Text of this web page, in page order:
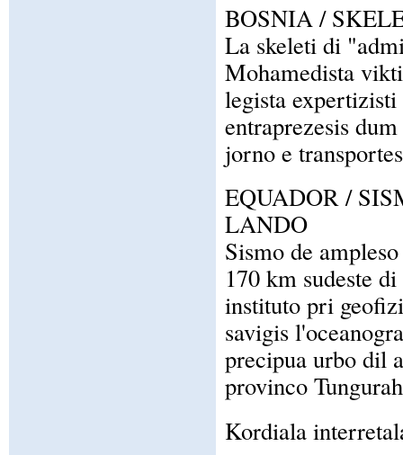
BOSNIA /
La skeleti di
Mohamedista
legista
entraprezesis
jorno e
EQUADOR /
LANDO
Sismo de
170 km sudeste
instituto pri
savigis
precipua urbo dil
provinco
Kordiala